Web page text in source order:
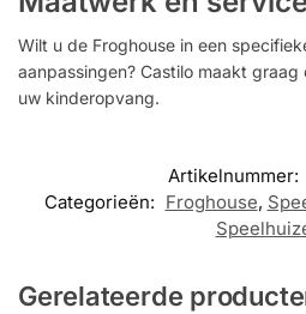
Wilt u de Froghouse in een
aanpassingen? Castilo maakt
uw kinderopvang.
Artikelnummer:
Categorieën: Froghouse,
Gerelateerde